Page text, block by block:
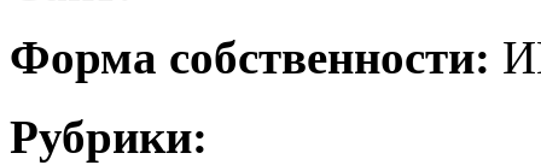
Форма собственности:
Рубрики: